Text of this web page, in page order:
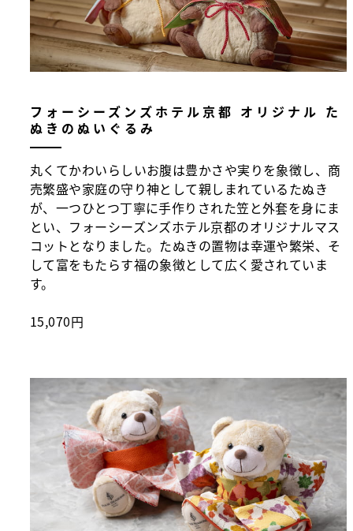
フォーシーズンズホテル京都 オリジナル た
ぬきのぬいぐるみ
丸くてかわいらしいお腹は豊かさや実りを象徴し、商
売繁盛や家庭の守り神として親しまれているたぬき
が、一つひとつ丁寧に手作りされた笠と外套を身にま
とい、フォーシーズンズホテル京都のオリジナルマス
コットとなりました。たぬきの置物は幸運や繁栄、そ
して富をもたらす福の象徴として広く愛されていま
す。
15,070円